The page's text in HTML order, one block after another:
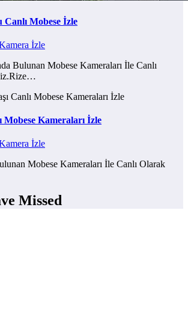
Mobese İzle
İzle
Bulunan Mobese Kameraları İle Canlı
Mobese Kameraları İzle
İzle
Mobese Kameraları İle Canlı Olarak
Missed